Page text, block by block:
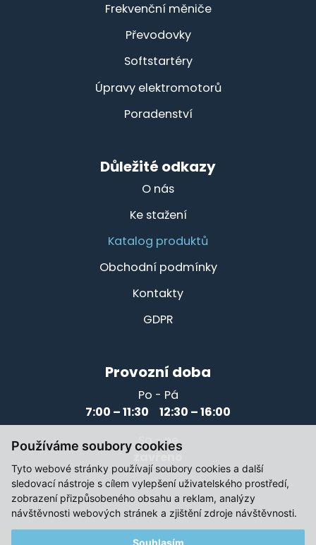
Používáme soubory cookies
Tyto webové stránky používají soubory cookies a další
sledovací nástroje s cílem vylepšení uživatelského prostředí,
zobrazení přizpůsobeného obsahu a reklam, analýzy
návštěvnosti webových stránek a zjištění zdroje návštěvnosti.
Souhlasím
Frekvenční měniče
Převodovky
Softstartéry
Úpravy elektromotorů
Poradenství
Důležité odkazy
O nás
Ke stažení
Katalog produktů
Obchodní podmínky
Kontakty
GDPR
Provozní doba
Po - Pá
7:00 – 11:30 12:30 – 16:00
So - ne